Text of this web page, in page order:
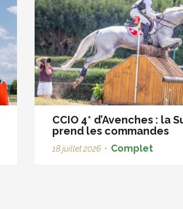
CCIO 4* d’Avenches : la
prend les commandes
18 juillet 2026 • Complet